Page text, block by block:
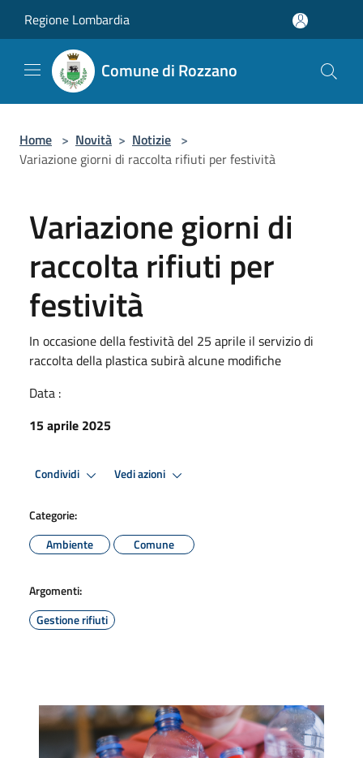
Regione Lombardia
Comune di Rozzano
Home > Novità > Notizie >
Variazione giorni di raccolta rifiuti per festività
Variazione giorni di
raccolta rifiuti per
festività
In occasione della festività del 25 aprile il servizio di
raccolta della plastica subirà alcune modifiche
Data :
15 aprile 2025
Condividi Vedi azioni
Categorie:
Ambiente
Comune
Argomenti:
Gestione rifiuti